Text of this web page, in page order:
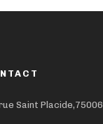
Saint